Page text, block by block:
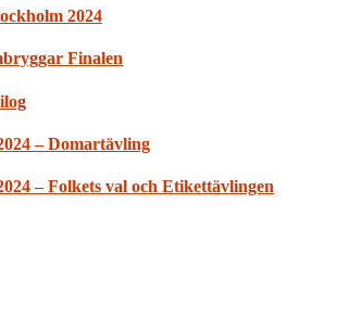
2024
Finalen
– Domartävling
– Folkets val och Etikettävlingen